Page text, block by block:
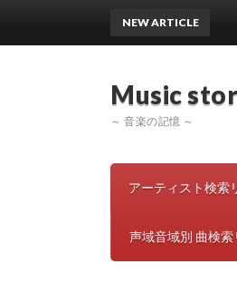
Music
～ 音楽の記憶 ～
アーティスト検索
声域音域別 曲検索
NEW ARTICLE